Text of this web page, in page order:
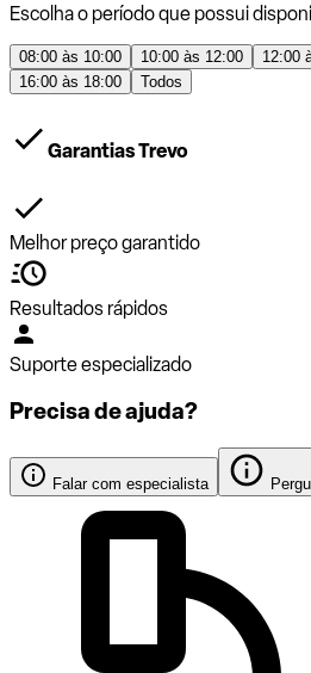
Escolha o período que possui
08:00 às 10:00 10:00 às 12:00 12:00
16:00 às 18:00
Todos
Garantias Trevo
Melhor preço garantido
Resultados rápidos
Suporte especializado
Precisa de ajuda?
Falar com especialista